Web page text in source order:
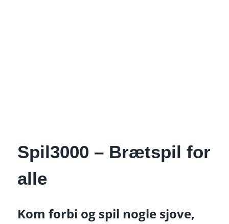
Spil3000 – Brætspil for
alle
Kom forbi og spil nogle sjove,